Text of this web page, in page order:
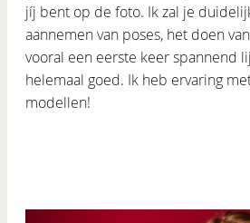
jíj bent op de foto. Ik zal je
aannemen van poses, het doen
vooral een eerste keer spannend
helemaal goed. Ik heb ervaring
modellen!